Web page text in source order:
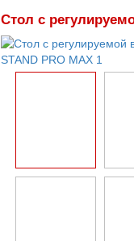
Стол с